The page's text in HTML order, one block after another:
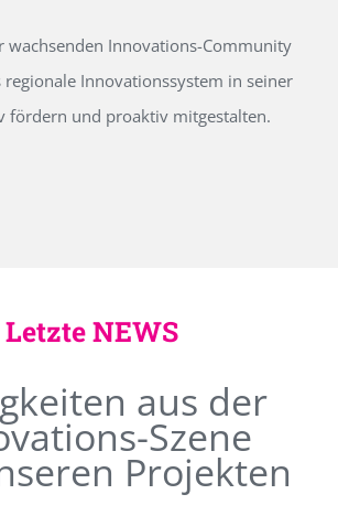
wachsenden Innovations-Community
Innovationssystem in seiner
fördern und proaktiv mitgestalten.
Letzte NEWS
aus der
Szene
Projekten